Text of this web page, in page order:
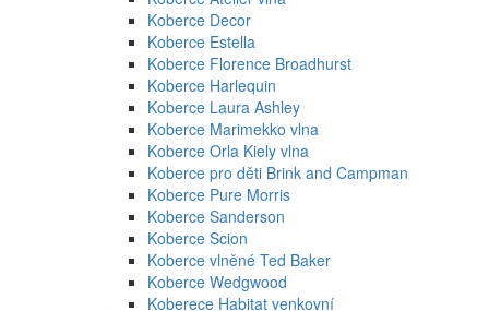
Koberce Decor
Koberce Estella
Koberce Florence Broadhurst
Koberce Harlequin
Koberce Laura Ashley
Koberce Marimekko vlna
Koberce Orla Kiely vlna
Koberce pro děti Brink and Campman
Koberce Pure Morris
Koberce Sanderson
Koberce Scion
Koberce vlněné Ted Baker
Koberce Wedgwood
Koberece Habitat venkovní